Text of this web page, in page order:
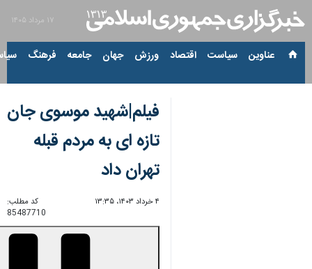
۱۷ مرداد ۱۴۰۵
عناوین‌ سیاست اقتصاد ورزش جهان جامعه فرهنگ
فیلم|شهید موسوی جان
تازه ای به مردم قبله
تهران داد
۴ خرداد ۱۴۰۳، ۱۳:۳۵
کد مطلب:
85487710